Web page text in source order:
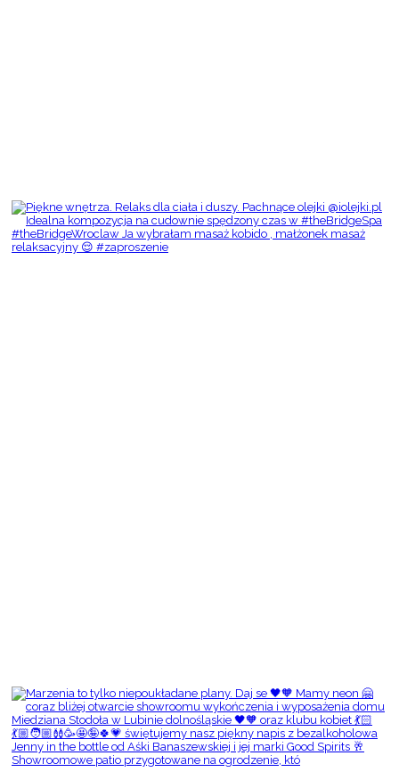
Showroomowe patio przygotowane na ogrodzenie, któ